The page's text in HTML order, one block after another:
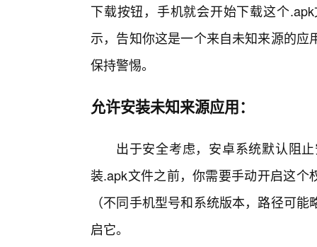
下载按钮，手机就会开始下载这个
示，告知你这是一个来自未知来源的
保持警惕。
允许安装未知来源应用：
出于安全考虑，安卓系统默认阻
装.apk文件之前，你需要手动开启这个
（不同手机型号和系统版本，路径可
启它。